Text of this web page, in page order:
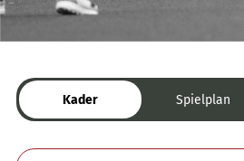
Kader Spielplan